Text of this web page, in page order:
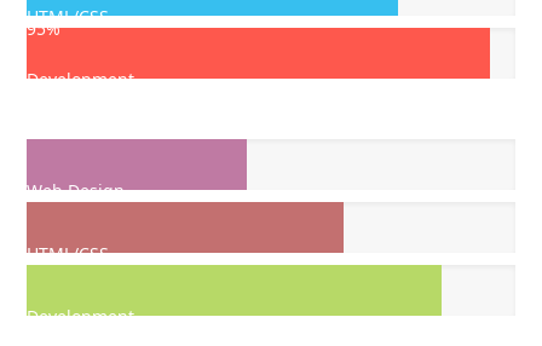
HTML/CSS
95%
Development
Web Design
HTML/CSS
Development